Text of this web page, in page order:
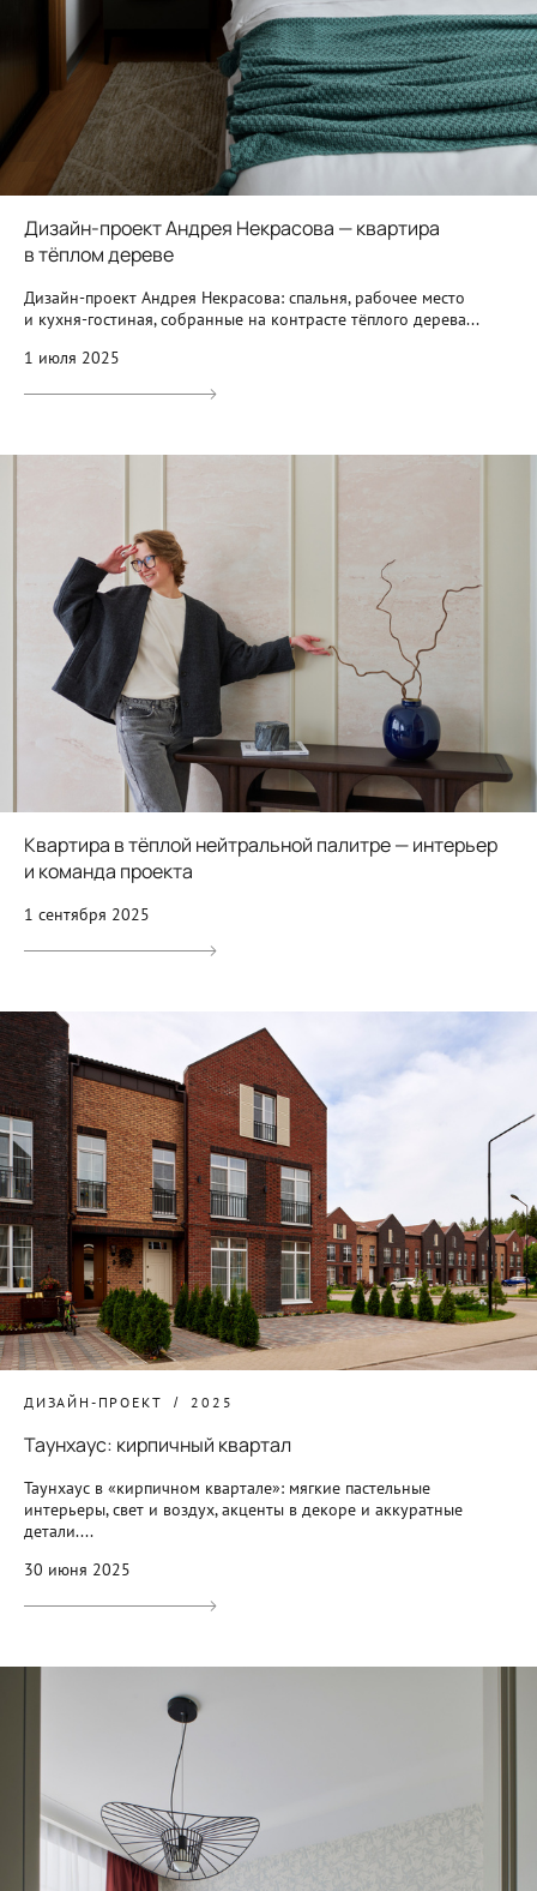
Дизайн-проект Андрея Некрасова — квартира
в тёплом дереве
Дизайн-проект Андрея Некрасова: спальня, рабочее место
и кухня-гостиная, собранные на контрасте тёплого дерева...
1 июля 2025
Квартира в тёплой нейтральной палитре — интерьер
и команда проекта
1 сентября 2025
ДИЗАЙН-ПРОЕКТ 2025
Таунхаус: кирпичный квартал
Таунхаус в «кирпичном квартале»: мягкие пастельные
интерьеры, свет и воздух, акценты в декоре и аккуратные
детали....
30 июня 2025